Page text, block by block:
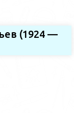
(1924 —